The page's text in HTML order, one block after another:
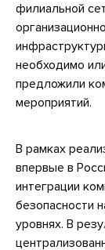
филиальной
необходимо
предложили
мероприятий.
В рамках
впервые в
интеграции
безопасности
уровнях. В